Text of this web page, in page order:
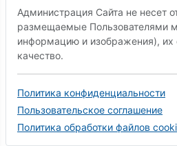
Администрация Сайта не несет
размещаемые Пользователями
информацию и изображения), их
качество.
Политика конфиденциальности
Пользовательское соглашение
Политика обработки файлов